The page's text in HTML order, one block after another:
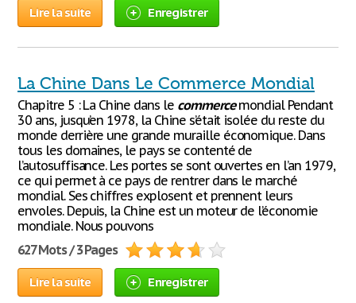
Lire la suite Enregistrer
La Chine Dans Le Commerce Mondial
Chapitre 5 : La Chine dans le commercemondial Pendant
30 ans, jusqu’en 1978, la Chine s’était isolée du reste du
monde derrière une grande muraille économique. Dans
tous les domaines, le pays se contenté de
l’autosuffisance. Les portes se sont ouvertes en l’an 1979,
ce qui permet à ce pays de rentrer dans le marché
mondial. Ses chiffres explosent et prennent leurs
envoles. Depuis, la Chine est un moteur de l’économie
mondiale. Nous pouvons
627 Mots / 3 Pages
Lire la suite Enregistrer